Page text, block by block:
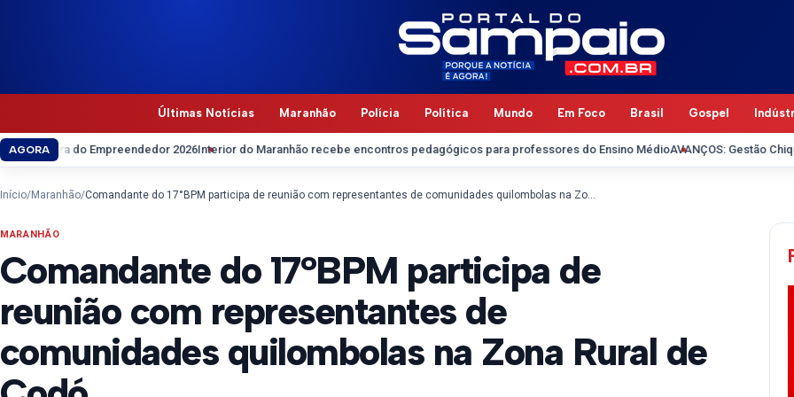
Últimas Notícias Maranhão Polícia Política Mundo Em Foco Brasil Gospel
AGORA
Empreendedor 2026Interior do Maranhão recebe encontros pedagógicos para professores do Ensino MédioAVANÇOS: Gestão Chiquinho FC
Início/Maranhão/ Comandante do 17°BPM participa de reunião com representantes de comunidades quilombolas na Zona Rural de Codó
MARANHÃO
Comandante do 17°BPM participa de
reunião com representantes de
comunidades quilombolas na Zona Rural de